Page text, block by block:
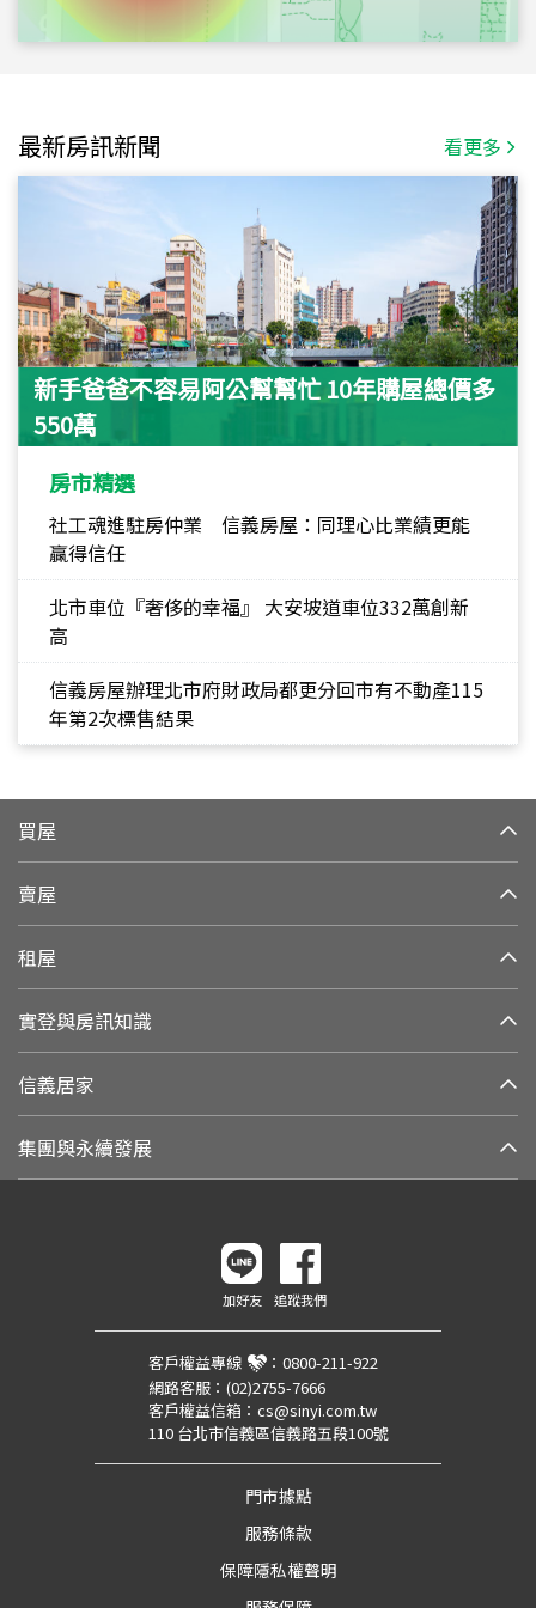
最新房訊新聞 看更多
新手爸爸不容易阿公幫幫忙 10年購屋總價多
550萬
房市精選
社工魂進駐房仲業 信義房屋：同理心比業績更能
贏得信任
北市車位『奢侈的幸福』 大安坡道車位332萬創新
高
信義房屋辦理北市府財政局都更分回市有不動產115
年第2次標售結果
買屋
賣屋
租屋
實登與房訊知識
信義居家
集團與永續發展
加好友 追蹤我們
客戶權益專線 ： 0800-211-922
網路客服： (02)2755-7666
客戶權益信箱： cs@sinyi.com.tw
110 台北市信義區信義路五段100號
門市據點
服務條款
保障隱私權聲明